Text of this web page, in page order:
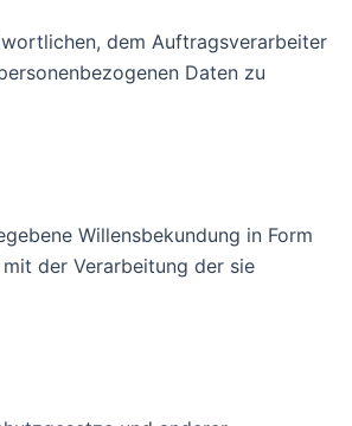
dem Auftragsverarbeiter
Daten zu
Willensbekundung in Form
der Verarbeitung der sie